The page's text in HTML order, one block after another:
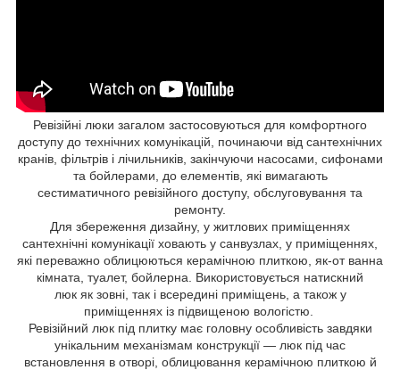
Ревізійні люки загалом застосовуються для комфортного
доступу до технічних комунікацій, починаючи від сантехнічних
кранів, фільтрів і лічильників, закінчуючи насосами, сифонами
та бойлерами, до елементів, які вимагають
сестиматичного ревізійного доступу, обслуговування та
ремонту.
Для збереження дизайну, у житлових приміщеннях
сантехнічні комунікації ховають у санвузлах, у приміщеннях,
які переважно облицюються керамічною плиткою, як-от ванна
кімната, туалет, бойлерна. Використовується натискний
люк як зовні, так і всередині приміщень, а також у
приміщеннях із підвищеною вологістю.
Ревізійний люк під плитку має головну особливість завдяки
унікальним механізмам конструкції — люк під час
встановлення в отворі, облицювання керамічною плиткою й